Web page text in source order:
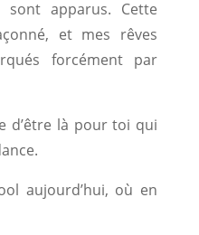
apparus. Cette
et mes rêves
forcément par
d’être là pour toi qui
aujourd’hui, où en